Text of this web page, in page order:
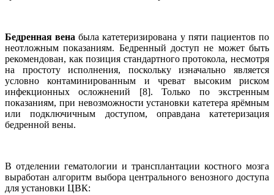
Бедренная вена была катетеризирована у пяти пациентов по
неотложным показаниям. Бедренный доступ не может быть
рекомендован, как позиция стандартного протокола, несмотря
на простоту исполнения, поскольку изначально является
условно контаминированным и чреват высоким риском
инфекционных осложнений [8]. Только по экстренным
показаниям, при невозможности установки катетера ярёмным
или подключичным доступом, оправдана катетеризация
бедренной вены.
В отделении гематологии и трансплантации костного мозга
выработан алгоритм выбора центрального венозного доступа
для установки ЦВК: